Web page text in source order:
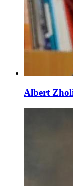
Albert